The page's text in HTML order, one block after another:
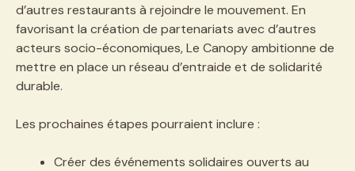
d’autres restaurants à rejoindre le mouvement. En
favorisant la création de partenariats avec d’autres
acteurs socio-économiques, Le Canopy ambitionne de
mettre en place un réseau d’entraide et de solidarité
durable.
Les prochaines étapes pourraient inclure :
Créer des événements solidaires ouverts au